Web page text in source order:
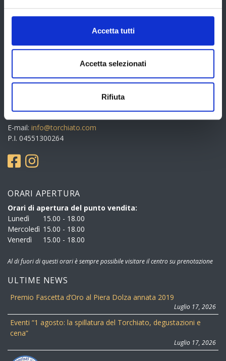
Accetta tutti
Accetta selezionati
Rifiuta
Il Torchiato è un patrimonio culturale e ambientale
profondamente legato al territorio del Cansiglio…
Cantina Produttori Fregona s.c.a.
Cell. +39 340 2706497
E-mail: info@torchiato.com
P.I. 04551300264
ORARI APERTURA
Orari di apertura del punto vendita:
Lunedì
15.00 - 18.00
Mercoledì 15.00 - 18.00
Venerdì
15.00 - 18.00
Al di fuori di questi orari è sempre possibile visitare il centro su prenotazione
ULTIME NEWS
Premio Fascetta d’Oro al Piera Dolza annata 2019
Luglio 17, 2026
Eventi “1 agosto: la spillatura del Torchiato, degustazioni e
cena”
Luglio 17, 2026